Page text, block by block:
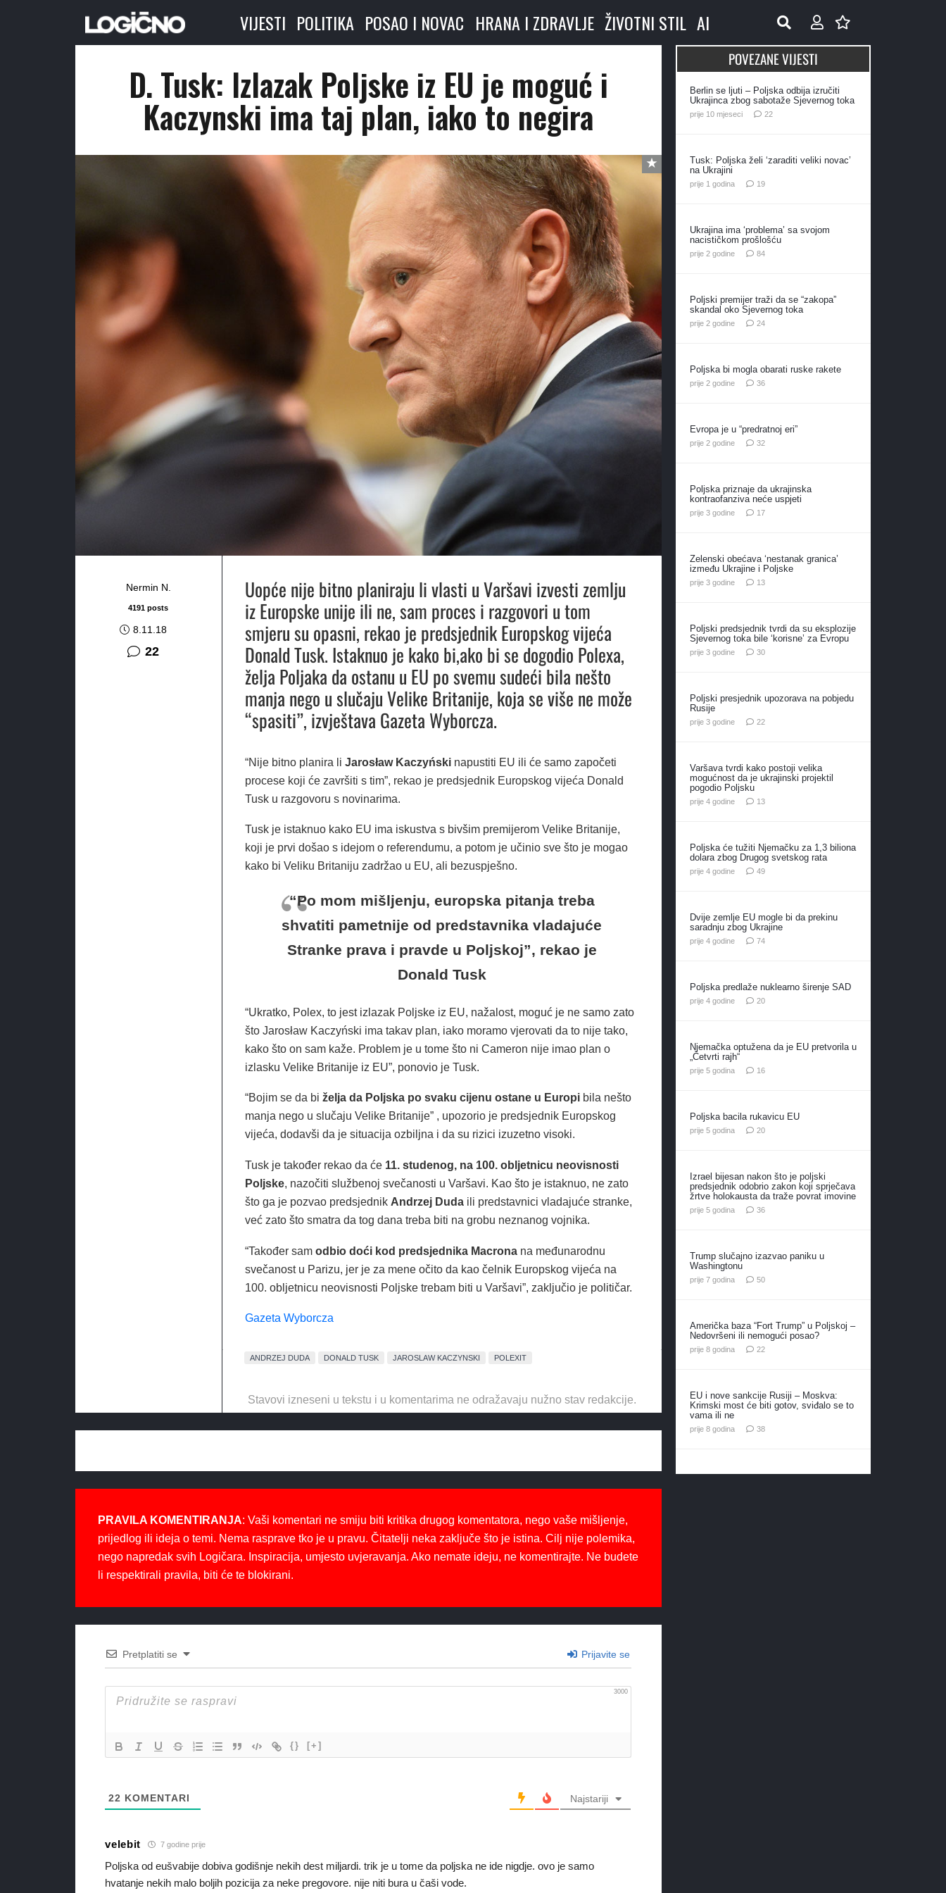
VIJESTI POLITIKA POSAO I NOVAC HRANA I ZDRAVLJE ŽIVOTNI STIL AI
D. Tusk: Izlazak Poljske iz EU je moguć i
Kaczynski ima taj plan, iako to negira
Nermin N.
4191 posts
8.11.18
22komentara
Uopće nije bitno planiraju li vlasti u Varšavi izvesti zemlju
iz Europske unije ili ne, sam proces i razgovori u tom
smjeru su opasni, rekao je predsjednik Europskog vijeća
Donald Tusk. Istaknuo je kako bi,ako bi se dogodio Polexa,
želja Poljaka da ostanu u EU po svemu sudeći bila nešto
manja nego u slučaju Velike Britanije, koja se više ne može
“spasiti”, izvještava Gazeta Wyborcza.
“Nije bitno planira li Jarosław Kaczyńskinapustiti EU ili će samo započeti
procese koji će završiti s tim”, rekao je predsjednik Europskog vijeća Donald
Tusk u razgovoru s novinarima.
Tusk je istaknuo kako EU ima iskustva s bivšim premijerom Velike Britanije,
koji je prvi došao s idejom o referendumu, a potom je učinio sve što je mogao
kako bi Veliku Britaniju zadržao u EU, ali bezuspješno.
“Po mom mišljenju, europska pitanja treba
shvatiti pametnije od predstavnika vladajuće
Stranke prava i pravde u Poljskoj”, rekao je
Donald Tusk
“Ukratko, Polex, to jest izlazak Poljske iz EU, nažalost, moguć je ne samo zato
što Jarosław Kaczyński ima takav plan, iako moramo vjerovati da to nije tako,
kako što on sam kaže. Problem je u tome što ni Cameron nije imao plan o
izlasku Velike Britanije iz EU”, ponovio je Tusk.
“Bojim se da bi želja da Poljska po svaku cijenu ostane u Europibila nešto
manja nego u slučaju Velike Britanije” , upozorio je predsjednik Europskog
vijeća, dodavši da je situacija ozbiljna i da su rizici izuzetno visoki.
Tusk je također rekao da će 11. studenog, na 100. obljetnicu neovisnosti
Poljske, nazočiti službenoj svečanosti u Varšavi. Kao što je istaknuo, ne zato
što ga je pozvao predsjednik Andrzej Dudaili predstavnici vladajuće stranke,
već zato što smatra da tog dana treba biti na grobu neznanog vojnika.
“Također sam odbio doći kod predsjednika Macronana međunarodnu
svečanost u Parizu, jer je za mene očito da kao čelnik Europskog vijeća na
100. obljetnicu neovisnosti Poljske trebam biti u Varšavi”, zaključio je političar.
Gazeta Wyborcza
ANDRZEJ DUDA DONALD TUSK JAROSLAW KACZYNSKI POLEXIT
Stavovi izneseni u tekstu i u komentarima ne odražavaju nužno stav redakcije.
PRAVILA KOMENTIRANJA: Vaši komentari ne smiju biti kritika drugog komentatora, nego vaše mišljenje,
prijedlog ili ideja o temi. Nema rasprave tko je u pravu. Čitatelji neka zaključe što je istina. Cilj nije polemika,
nego napredak svih Logičara. Inspiracija, umjesto uvjeravanja. Ako nemate ideju, ne komentirajte. Ne budete
li respektirali pravila, biti će te blokirani.
Pretplatiti se Prijavite se
3000
{} [+]
22 KOMENTARI Najstariji
velebit 7 godine prije
Poljska od eušvabije dobiva godišnje nekih dest miljardi. trik je u tome da poljska ne ide nigdje. ovo je samo
hvatanje nekih malo boljih pozicija za neke pregovore. nije niti bura u čaši vode.
POVEZANE VIJESTI
Berlin se ljuti – Poljska odbija izručiti
Ukrajinca zbog sabotaže Sjevernog toka
prije 10 mjeseci 22komentara
Tusk: Poljska želi ‘zaraditi veliki novac’
na Ukrajini
prije 1 godina 19komentara
Ukrajina ima ‘problema’ sa svojom
nacističkom prošlošću
prije 2 godine 84komentara
Poljski premijer traži da se “zakopa”
skandal oko Sjevernog toka
prije 2 godine 24komentara
Poljska bi mogla obarati ruske rakete
prije 2 godine 36komentara
Evropa je u “predratnoj eri”
prije 2 godine 32komentara
Poljska priznaje da ukrajinska
kontraofanziva neće uspjeti
prije 3 godine 17komentara
Zelenski obećava ‘nestanak granica’
između Ukrajine i Poljske
prije 3 godine 13komentara
Poljski predsjednik tvrdi da su eksplozije
Sjevernog toka bile ‘korisne’ za Evropu
prije 3 godine 30komentara
Poljski presjednik upozorava na pobjedu
Rusije
prije 3 godine 22komentara
Varšava tvrdi kako postoji velika
mogućnost da je ukrajinski projektil
pogodio Poljsku
prije 4 godine 13komentara
Poljska će tužiti Njemačku za 1,3 biliona
dolara zbog Drugog svetskog rata
prije 4 godine 49komentara
Dvije zemlje EU mogle bi da prekinu
saradnju zbog Ukrajine
prije 4 godine 74komentara
Poljska predlaže nuklearno širenje SAD
prije 4 godine 20komentara
Njemačka optužena da je EU pretvorila u
„Četvrti rajh“
prije 5 godina 16komentara
Poljska bacila rukavicu EU
prije 5 godina 20komentara
Izrael bijesan nakon što je poljski
predsjednik odobrio zakon koji sprječava
žrtve holokausta da traže povrat imovine
prije 5 godina 36komentara
Trump slučajno izazvao paniku u
Washingtonu
prije 7 godina 50komentara
Američka baza “Fort Trump” u Poljskoj –
Nedovršeni ili nemogući posao?
prije 8 godina 22komentara
EU i nove sankcije Rusiji – Moskva:
Krimski most će biti gotov, sviđalo se to
vama ili ne
prije 8 godina 38komentara